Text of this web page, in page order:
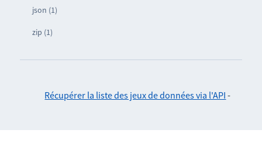
json (1)
zip (1)
Récupérer la liste des jeux de données via l'API -